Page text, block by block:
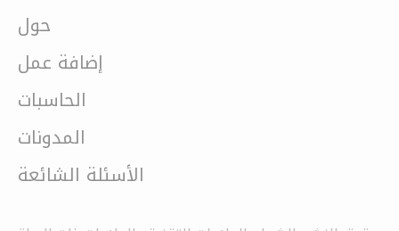
حول
إضافة عمل
الحاسبات
المدونات
الأسئلة الشائعة